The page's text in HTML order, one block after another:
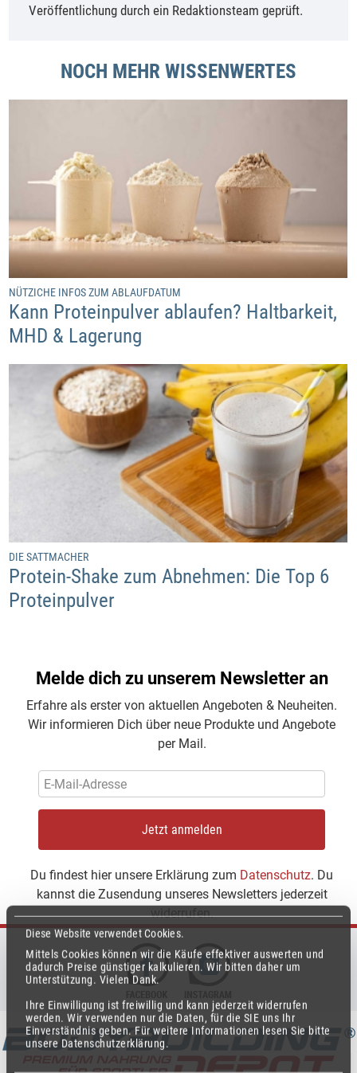
Diese Website verwendet Cookies.
Mittels Cookies können wir die Käufe effektiver auswerten und
dadurch Preise günstiger kalkulieren. Wir bitten daher um
Unterstützung. Vielen Dank.
Ihre Einwilligung ist freiwillig und kann jederzeit widerrufen
werden. Wir verwenden nur die Daten, für die SIE uns Ihr
Einverständnis geben. Für weitere Informationen lesen Sie bitte
unsere Datenschutzerklärung.
Veröffentlichung durch ein Redaktionsteam geprüft.
NOCH MEHR WISSENWERTES
NÜTZICHE INFOS ZUM ABLAUFDATUM
Kann Proteinpulver ablaufen? Haltbarkeit,
MHD & Lagerung
DIE SATTMACHER
Protein-Shake zum Abnehmen: Die Top 6
Proteinpulver
Melde dich zu unserem Newsletter an
Erfahre als erster von aktuellen Angeboten & Neuheiten.
Wir informieren Dich über neue Produkte und Angebote
per Mail.
Jetzt anmelden
Du findest hier unsere Erklärung zum Datenschutz. Du
kannst die Zusendung unseres Newsletters jederzeit
widerrufen.